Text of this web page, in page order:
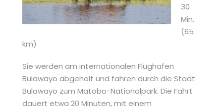
30
Min.
(65
km)
Sie werden am internationalen Flughafen
Bulawayo abgeholt und fahren durch die Stadt
Bulawayo zum Matobo-Nationalpark. Die Fahrt
dauert etwa 20 Minuten, mit einem